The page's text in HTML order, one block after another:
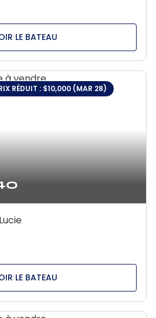
LE BATEAU
RÉDUIT : $10,000 (MAR 28)
LE BATEAU